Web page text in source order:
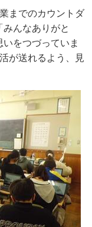
までのカウントダ
んなありがと
をつづっていま
が送れるよう、見